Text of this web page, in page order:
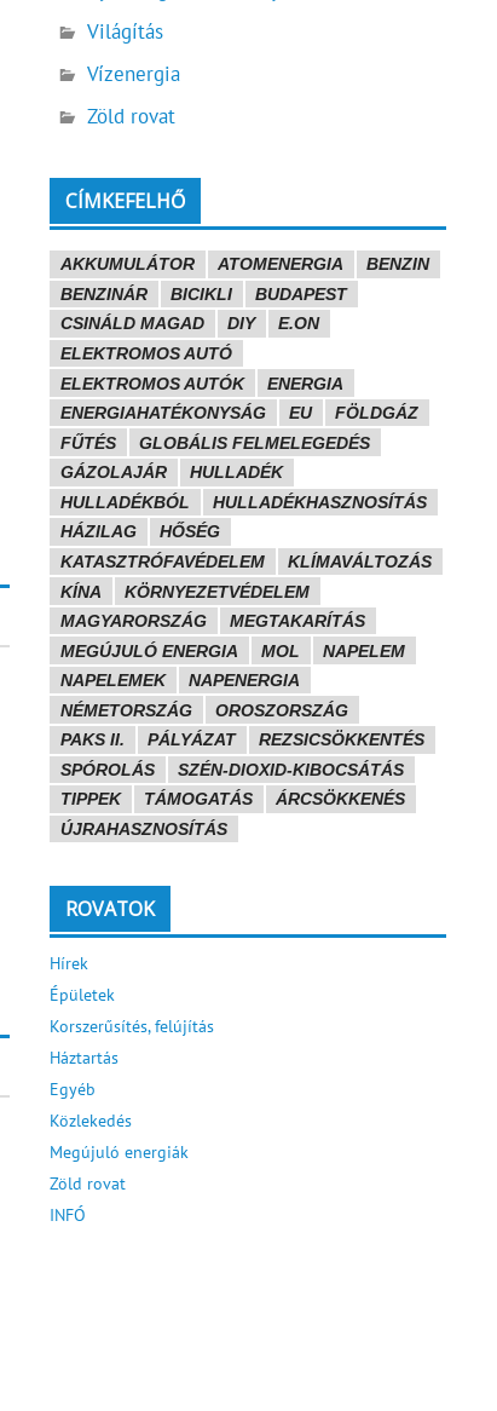
Világítás
Vízenergia
Zöld rovat
CÍMKEFELHŐ
AKKUMULÁTOR ATOMENERGIA
BENZIN
BENZINÁR
BICIKLI
BUDAPEST
CSINÁLD MAGAD
DIY
E.ON
ELEKTROMOS AUTÓ
ELEKTROMOS AUTÓK
ENERGIA
ENERGIAHATÉKONYSÁG
EU
FÖLDGÁZ
FŰTÉS
GLOBÁLIS FELMELEGEDÉS
GÁZOLAJÁR
HULLADÉK
HULLADÉKBÓL
HULLADÉKHASZNOSÍTÁS
HÁZILAG
HŐSÉG
KATASZTRÓFAVÉDELEM
KLÍMAVÁLTOZÁS
KÍNA
KÖRNYEZETVÉDELEM
MAGYARORSZÁG
MEGTAKARÍTÁS
MEGÚJULÓ ENERGIA
MOL
NAPELEM
NAPELEMEK
NAPENERGIA
NÉMETORSZÁG
OROSZORSZÁG
PAKS II.
PÁLYÁZAT
REZSICSÖKKENTÉS
SPÓROLÁS
SZÉN-DIOXID-KIBOCSÁTÁS
TIPPEK
TÁMOGATÁS
ÁRCSÖKKENÉS
ÚJRAHASZNOSÍTÁS
ROVATOK
Hírek
Épületek
Korszerűsítés, felújítás
Háztartás
Egyéb
Közlekedés
Megújuló energiák
Zöld rovat
INFÓ